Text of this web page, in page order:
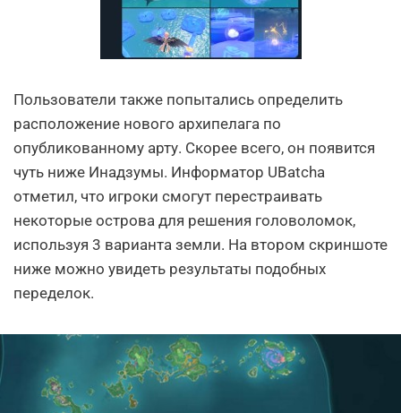
Пользователи также попытались определить
расположение нового архипелага по
опубликованному арту. Скорее всего, он появится
чуть ниже Инадзумы. Информатор UBatcha
отметил, что игроки смогут перестраивать
некоторые острова для решения головоломок,
используя 3 варианта земли. На втором скриншоте
ниже можно увидеть результаты подобных
переделок.